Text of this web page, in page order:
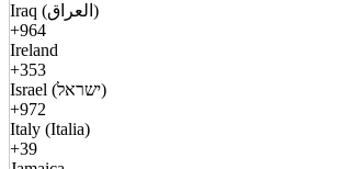
Iraq (العراق)
+964
Ireland
+353
Israel (ישראל)
+972
Italy (Italia)
+39